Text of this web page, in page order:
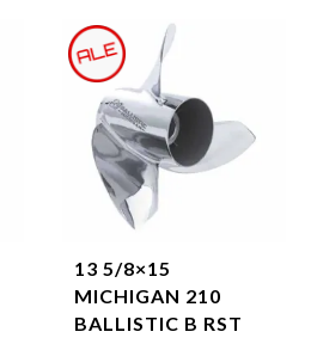
13 5/8×15
MICHIGAN 210
BALLISTIC B RST